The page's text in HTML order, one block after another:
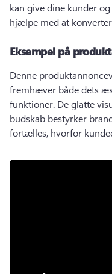
kan give dine kunder
hjælpe med at
Eksempel på
Denne
fremhæver både dets
funktioner. De glatte
budskab bestyrker
fortælles, hvorfor